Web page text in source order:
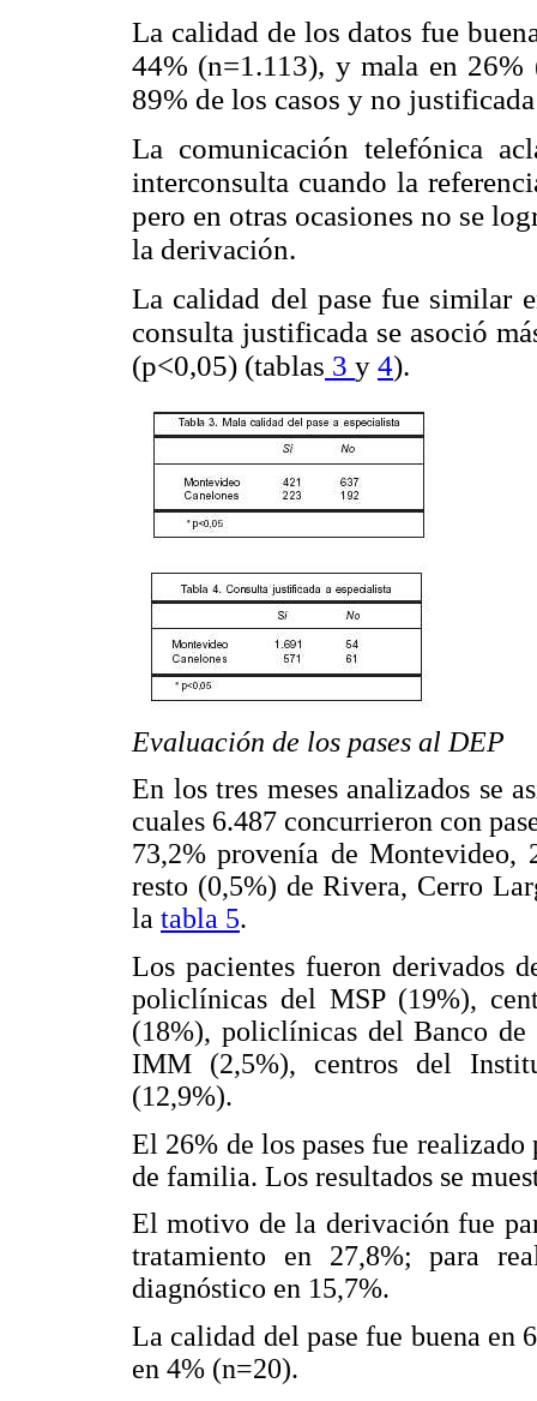
La calidad de los datos fue
44% (n=1.113), y mala en
89% de los casos y no
La comunicación telefónica
interconsulta cuando la
pero en otras ocasiones no se
la derivación.
La calidad del pase fue similar
consulta justificada se asoció
(p<0,05) (tablas 3 y 4).
Evaluación de los pases al DEP
En los tres meses analizados se
cuales 6.487 concurrieron con
73,2% provenía de Montevideo,
resto (0,5%) de Rivera, Cerro
la tabla 5.
Los pacientes fueron derivados
policlínicas del MSP (19%),
(18%), policlínicas del Banco
IMM (2,5%), centros del
(12,9%).
El 26% de los pases fue
de familia. Los resultados se
El motivo de la derivación fue
tratamiento en 27,8%; para
diagnóstico en 15,7%.
La calidad del pase fue buena en
en 4% (n=20).